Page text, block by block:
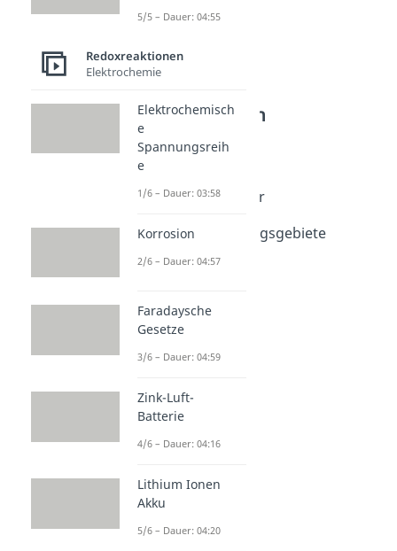
Redoxreaktionen
Elektrolyse
Elektrolyse
Elektrolyse von Wasser
Elektrolyse Anwendungsgebiete
5/5 – Dauer: 04:55
Redoxreaktionen
Elektrochemie
Elektrochemisch
e
Spannungsreih
e
1/6 – Dauer: 03:58
Korrosion
2/6 – Dauer: 04:57
Faradaysche
Gesetze
3/6 – Dauer: 04:59
Zink-Luft-
Batterie
4/6 – Dauer: 04:16
Lithium Ionen
Akku
5/6 – Dauer: 04:20